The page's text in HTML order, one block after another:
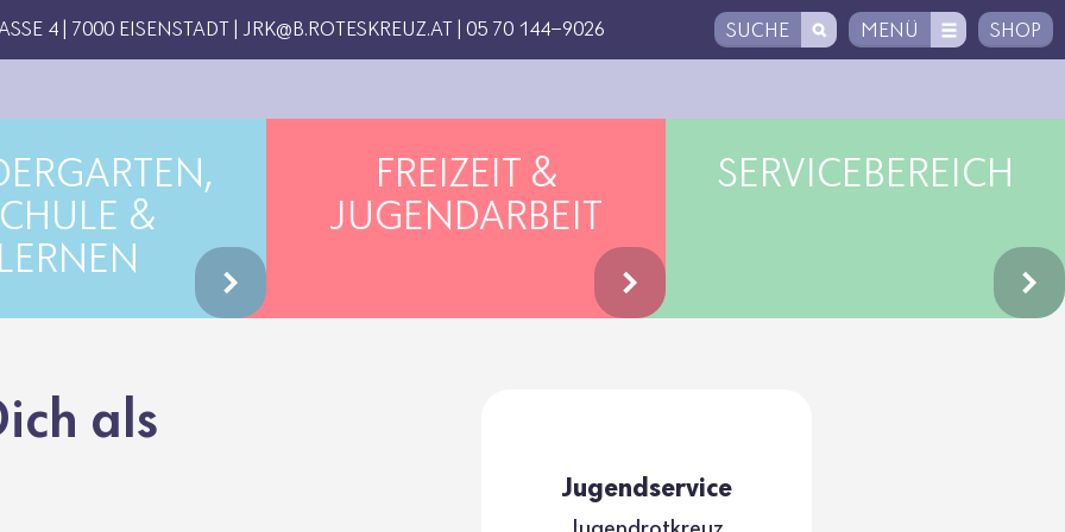
4 | 7000 EISENSTADT |
JRK@B.ROTESKREUZ.AT 05 70 144-9026 SUCHE MENÜ SHOP
&
LERNEN
FREIZEIT &
JUGENDARBEIT
SERVICEBEREICH
als
Jugend­ser­vice